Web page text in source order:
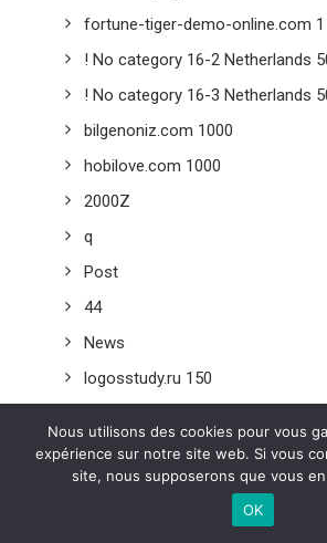
fortune-tiger-demo-online.com 1
! No category 16-2 Netherlands
! No category 16-3 Netherlands
bilgenoniz.com 1000
hobilove.com 1000
2000Z
q
Post
44
News
logosstudy.ru 150
loviden.ru 150
pokerdom.xn--
deeprockgalactic.ru 10
Nous utilisons des cookies pour vous
expérience sur notre site web. Si vous
site, nous supposerons que vous
OK